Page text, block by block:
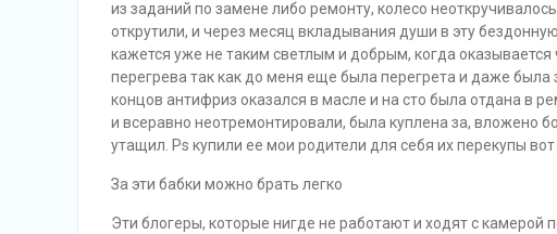
из заданий по замене либо ремонту, колесо
открутили, и через месяц вкладывания души в эту
кажется уже не таким светлым и добрым, когда
перегрева так как до меня еще была перегрета и даже была
концов антифриз оказался в масле и на сто была отдана в
и всеравно неотремонтировали, была куплена за, вложено
утащил. Ps купили ее мои родители для себя их перекупы вот
За эти бабки можно брать легко
Эти блогеры, которые нигде не работают и ходят с